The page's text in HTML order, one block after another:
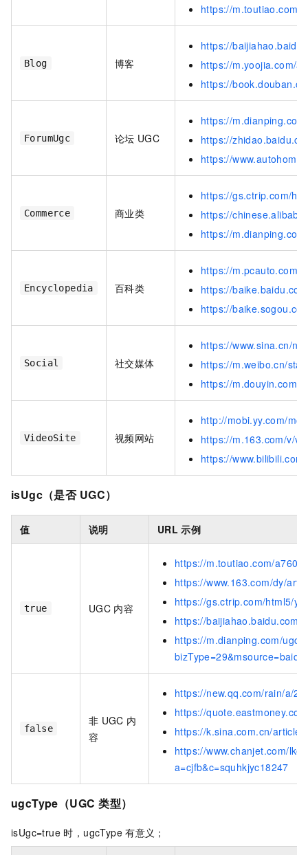
https://m.toutiao.com/
Blog 博客
https://
https://m.yoojia.com/
https://
ForumUgc 论坛 UGC
https://
https://
https://
Commerce 商业类
https://gs.ctrip.com/
https://
https://
Encyclopedia 百科类
https://
https://
https://
Social 社交媒体
https://www.sina.cn/
https://m.weibo.cn/
https://m.douyin.com/
VideoSite 视频网站
http://mobi.yy.com/
https://m.163.com/v/
https://
isUgc（是否 UGC）
值 说明 URL 示例
true UGC 内容
https://m.toutiao.com/
https://www.163.com/dy/
https://gs.ctrip.com/html5/
https://baijiahao.baidu.com/
https://m.dianping.com/
false
非 UGC 内
容
https://new.qq.com/rain/a/
https://
https://k.sina.com.cn/
https://www.chanjet.com/
a=cjfb&c=squhkjyc18247
ugcType（UGC 类型）
isUgc=true 时，ugcType 有意义；